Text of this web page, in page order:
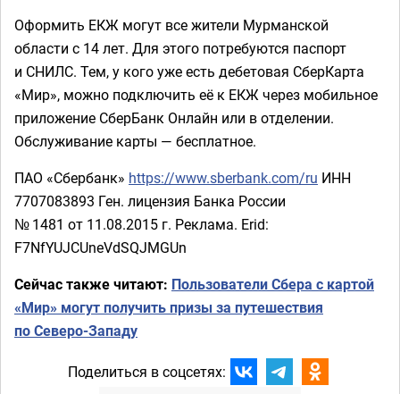
Оформить ЕКЖ могут все жители Мурманской
области с 14 лет. Для этого потребуются паспорт
и СНИЛС. Тем, у кого уже есть дебетовая СберКарта
«Мир», можно подключить её к ЕКЖ через мобильное
приложение СберБанк Онлайн или в отделении.
Обслуживание карты — бесплатное.
ПАО «Сбербанк» https://www.sberbank.com/ru ИНН
7707083893 Ген. лицензия Банка России
№ 1481 от 11.08.2015 г. Реклама. Erid:
F7NfYUJCUneVdSQJMGUn
Сейчас также читают: Пользователи Сбера с картой
«Мир» могут получить призы за путешествия
по Северо-Западу
Поделиться в соцсетях: